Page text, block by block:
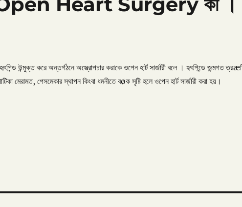
উন্মুক্ত করে অন্তর্গঠনে অস্ত্রোপচার করাকে ওপেন হার্ট সার্জারী বলে । হৃৎপিন্ডে জন্মগত
মেরামত, পেসমেকার স্থাপন কিংবা ধমনীতে বøক সৃষ্টি হলে ওপেন হার্ট সার্জারী করা হয়।